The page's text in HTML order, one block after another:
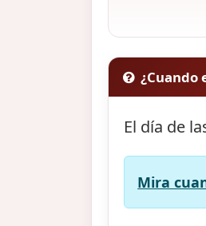
¿Cuando
El día de
Mira